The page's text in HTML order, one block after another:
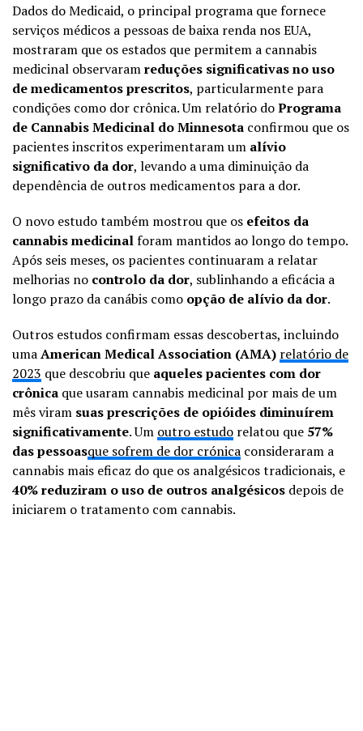
Dados do Medicaid, o principal programa que fornece
serviços médicos a pessoas de baixa renda nos EUA,
mostraram que os estados que permitem a cannabis
medicinal observaramreduções significativas no uso
de medicamentos prescritos, particularmente para
condições como dor crônica. Um relatório doPrograma
de Cannabis Medicinal do Minnesota confirmou que os
pacientes inscritos experimentaram um alívio
significativo da dor, levando a uma diminuição da
dependência de outros medicamentos para a dor.
O novo estudo também mostrou que os efeitos da
cannabis medicinalforam mantidos ao longo do tempo.
Após seis meses, os pacientes continuaram a relatar
melhorias no controlo da dor, sublinhando a eficácia a
longo prazo da canábis como opção de alívio da dor.
Outros estudos confirmam essas descobertas, incluindo
umaAmerican Medical Association (AMA) relatório de
2023 que descobriu que aquelespacientes com dor
crônica que usaram cannabis medicinal por mais de um
mês viram suas prescrições de opióides diminuírem
significativamente. Um outro estudo relatou que 57%
das pessoasque sofrem de dor crónica consideraram a
cannabis mais eficaz do que os analgésicos tradicionais, e
40% reduziram o uso de outros analgésicos depois de
iniciarem o tratamento com cannabis.